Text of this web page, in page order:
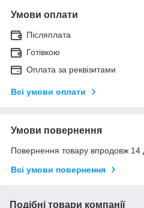
Умови оплати
Післяплата
Готівкою
Оплата за реквізитами
Всі умови оплати
Умови повернення
Повернення товару впродовж 14
Всі умови повернення
Подібні товари компанії